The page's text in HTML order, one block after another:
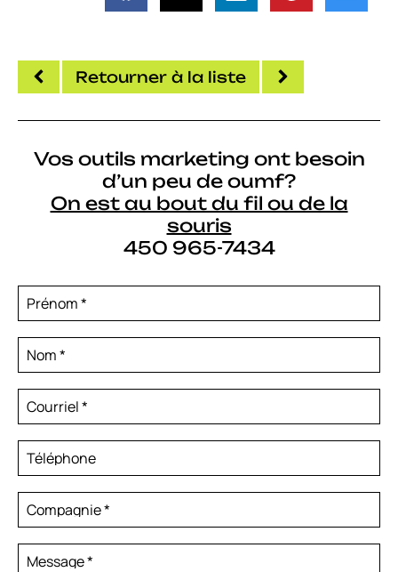
Retourner à la liste
Vos outils marketing ont besoin
d’un peu de oumf?
On est au bout du fil ou de la
souris
450 965-7434
Prénom*
Nom*
Courriel*
Téléphone
Compagnie*
Message*